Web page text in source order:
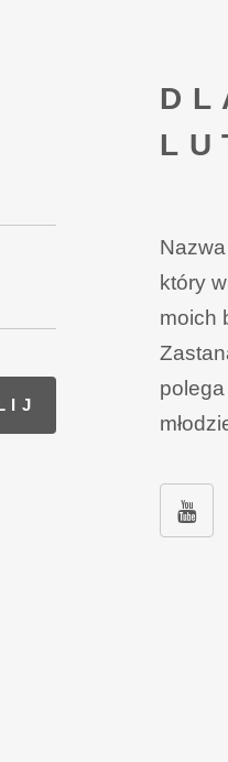
który
moich